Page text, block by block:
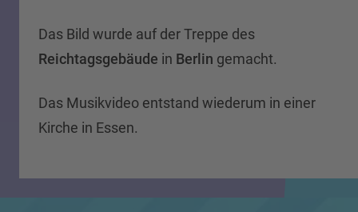
Das Bild wurde auf der Treppe des
Reichtagsgebäude in Berlin gemacht.
Das Musikvideo entstand wiederum in einer
Kirche in Essen.